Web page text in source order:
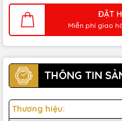
ĐẶT
Miễn phí giao
THÔNG TIN
Thương hiệu: